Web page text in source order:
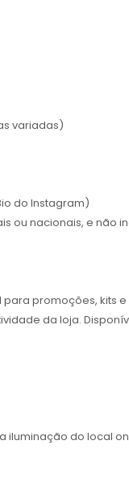
variadas)
do Instagram)
ou nacionais, e não
promoções, kits
da loja.
do local